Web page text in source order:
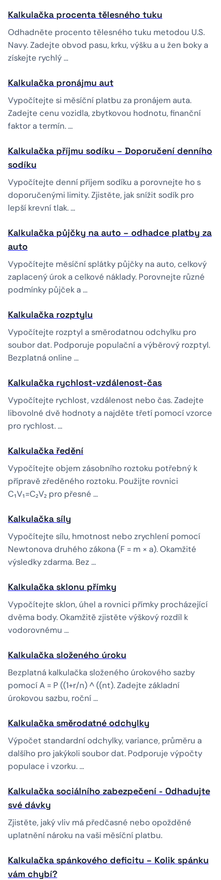
Kalkulačka procenta tělesného tuku
Odhadněte procento tělesného tuku metodou U.S.
Navy. Zadejte obvod pasu, krku, výšku a u žen boky a
získejte rychlý …
Kalkulačka pronájmu aut
Vypočítejte si měsíční platbu za pronájem auta.
Zadejte cenu vozidla, zbytkovou hodnotu, finanční
faktor a termín. …
Kalkulačka příjmu sodíku – Doporučení denního
sodíku
Vypočítejte denní příjem sodíku a porovnejte ho s
doporučenými limity. Zjistěte, jak snížit sodík pro
lepší krevní tlak. …
Kalkulačka půjčky na auto – odhadce platby za
auto
Vypočítejte měsíční splátky půjčky na auto, celkový
zaplacený úrok a celkové náklady. Porovnejte různé
podmínky půjček a …
Kalkulačka rozptylu
Vypočítejte rozptyl a směrodatnou odchylku pro
soubor dat. Podporuje populační a výběrový rozptyl.
Bezplatná online …
Kalkulačka rychlost-vzdálenost-čas
Vypočítejte rychlost, vzdálenost nebo čas. Zadejte
libovolné dvě hodnoty a najděte třetí pomocí vzorce
pro rychlost. …
Kalkulačka ředění
Vypočítejte objem zásobního roztoku potřebný k
přípravě zředěného roztoku. Použijte rovnici
C₁V₁=C₂V₂ pro přesné …
Kalkulačka síly
Vypočítejte sílu, hmotnost nebo zrychlení pomocí
Newtonova druhého zákona (F = m × a). Okamžité
výsledky zdarma. Bez …
Kalkulačka sklonu přímky
Vypočítejte sklon, úhel a rovnici přímky procházející
dvěma body. Okamžitě zjistěte výškový rozdíl k
vodorovnému …
Kalkulačka složeného úroku
Bezplatná kalkulačka složeného úrokového sazby
pomocí A = P ((1+r/n) ^ ((nt). Zadejte základní
úrokovou sazbu, roční …
Kalkulačka směrodatné odchylky
Výpočet standardní odchylky, variance, průměru a
dalšího pro jakýkoli soubor dat. Podporuje výpočty
populace i vzorku. …
Kalkulačka sociálního zabezpečení - Odhadujte
své dávky
Zjistěte, jaký vliv má předčasné nebo opožděné
uplatnění nároku na vaši měsíční platbu.
Kalkulačka spánkového deficitu – Kolik spánku
vám chybí?